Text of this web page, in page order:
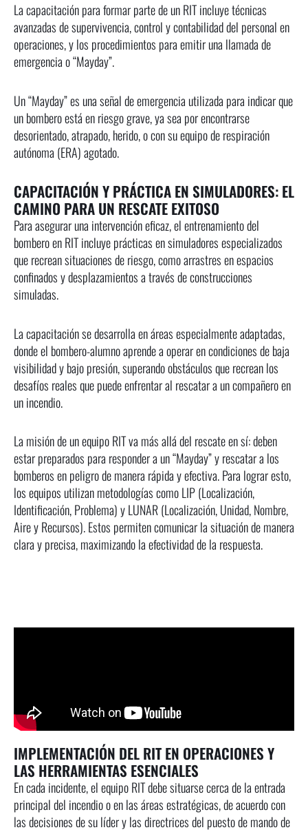
La capacitación para formar parte de un RIT incluye técnicas
avanzadas de supervivencia, control y contabilidad del personal en
operaciones, y los procedimientos para emitir una llamada de
emergencia o “Mayday”.
Un “Mayday” es una señal de emergencia utilizada para indicar que
un bombero está en riesgo grave, ya sea por encontrarse
desorientado, atrapado, herido, o con su equipo de respiración
autónoma (ERA) agotado.
CAPACITACIÓN Y PRÁCTICA EN SIMULADORES: EL
CAMINO PARA UN RESCATE EXITOSO
Para asegurar una intervención eficaz, el entrenamiento del
bombero en RIT incluye prácticas en simuladores especializados
que recrean situaciones de riesgo, como arrastres en espacios
confinados y desplazamientos a través de construcciones
simuladas.
La capacitación se desarrolla en áreas especialmente adaptadas,
donde el bombero-alumno aprende a operar en condiciones de baja
visibilidad y bajo presión, superando obstáculos que recrean los
desafíos reales que puede enfrentar al rescatar a un compañero en
un incendio.
La misión de un equipo RIT va más allá del rescate en sí: deben
estar preparados para responder a un “Mayday” y rescatar a los
bomberos en peligro de manera rápida y efectiva. Para lograr esto,
los equipos utilizan metodologías como LIP (Localización,
Identificación, Problema) y LUNAR (Localización, Unidad, Nombre,
Aire y Recursos). Estos permiten comunicar la situación de manera
clara y precisa, maximizando la efectividad de la respuesta.
IMPLEMENTACIÓN DEL RIT EN OPERACIONES Y
LAS HERRAMIENTAS ESENCIALES
En cada incidente, el equipo RIT debe situarse cerca de la entrada
principal del incendio o en las áreas estratégicas, de acuerdo con
las decisiones de su líder y las directrices del puesto de mando de